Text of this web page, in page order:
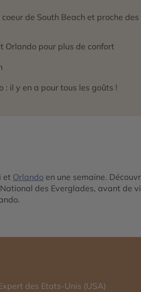
de South Beach et proche
Orlando pour plus de confort
il y en a pour tous les goûts !
et Orlando en une semaine.
des Everglades, avant de
des Etats-Unis (USA)